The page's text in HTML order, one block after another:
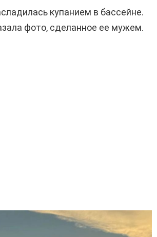
купанием в бассейне.
фото, сделанное ее мужем.